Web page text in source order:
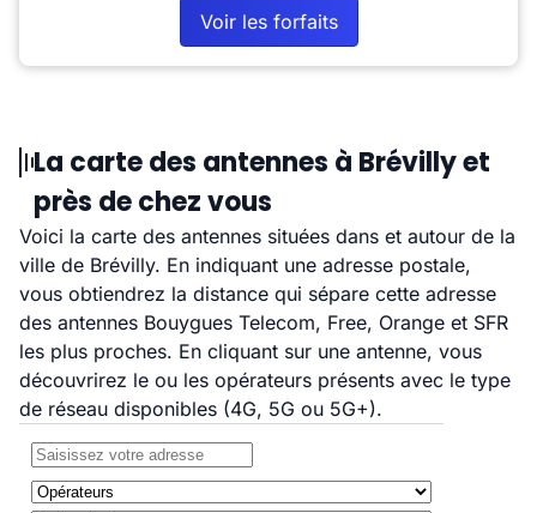
Voir les forfaits
La carte des antennes à Brévilly et
près de chez vous
Voici la carte des antennes situées dans et autour de la
ville de Brévilly. En indiquant une adresse postale,
vous obtiendrez la distance qui sépare cette adresse
des antennes Bouygues Telecom, Free, Orange et SFR
les plus proches. En cliquant sur une antenne, vous
découvrirez le ou les opérateurs présents avec le type
de réseau disponibles (4G, 5G ou 5G+).